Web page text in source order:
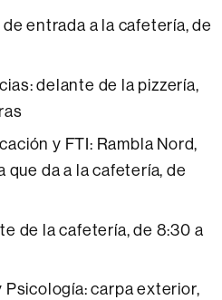
entrada a la cafetería, de
delante de la pizzería,
y FTI: Rambla Nord,
que da a la cafetería, de
de la cafetería, de 8:30 a
Psicología: carpa exterior,